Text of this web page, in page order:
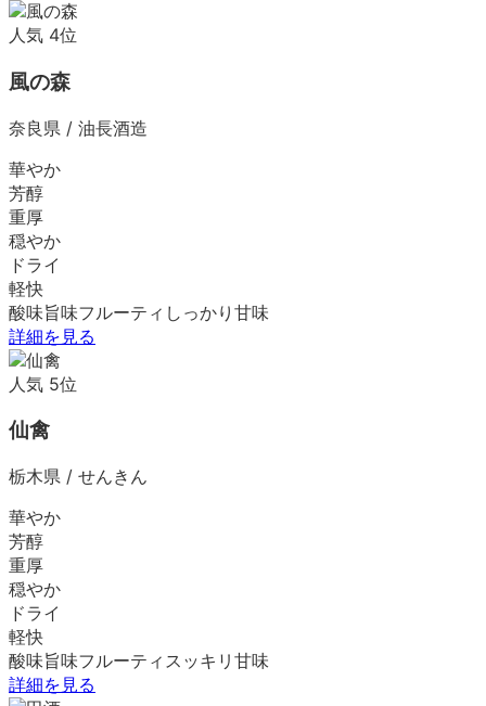
人気 4位
風の森
奈良県 / 油長酒造
華やか
芳醇
重厚
穏やか
ドライ
軽快
酸味旨味フルーティ しっかり 甘味
詳細を見る
人気 5位
仙禽
栃木県 / せんきん
華やか
芳醇
重厚
穏やか
ドライ
軽快
酸味旨味フルーティ スッキリ 甘味
詳細を見る